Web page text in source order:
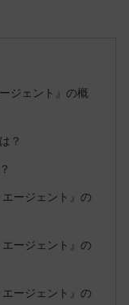
ジェント』の概
？
ージェント』の
ージェント』の
ージェント』の